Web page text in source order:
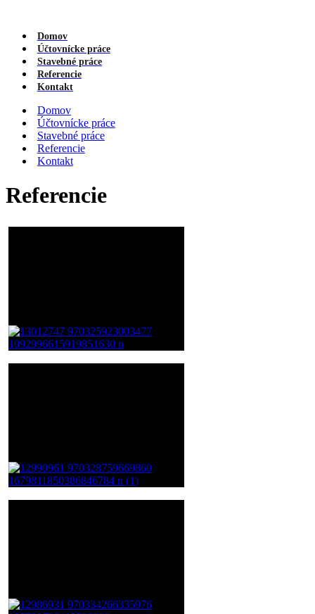
Domov
Účtovnícke práce
Stavebné práce
Referencie
Kontakt
Domov
Účtovnícke práce
Stavebné práce
Referencie
Kontakt
Referencie